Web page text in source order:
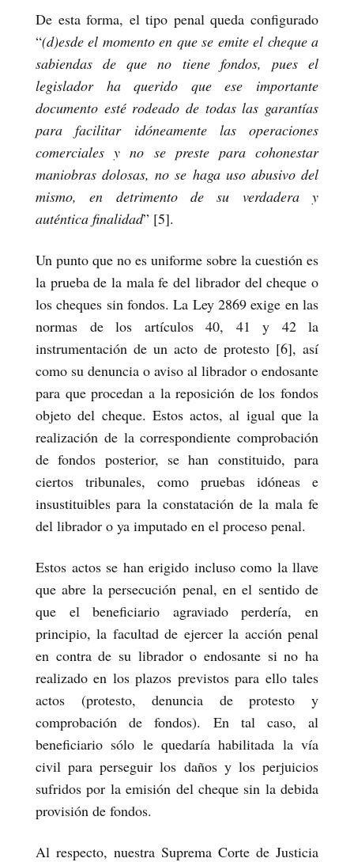
De esta forma, el tipo penal queda configurado
“(d)esde el momento en que se emite el cheque a
sabiendas de que no tiene fondos, pues el
legislador ha querido que ese importante
documento esté rodeado de todas las garantías
para facilitar idóneamente las operaciones
comerciales y no se preste para cohonestar
maniobras dolosas, no se haga uso abusivo del
mismo, en detrimento de su verdadera y
auténtica finalidad” [5].
Un punto que no es uniforme sobre la cuestión es
la prueba de la mala fe del librador del cheque o
los cheques sin fondos. La Ley 2869 exige en las
normas de los artículos 40, 41 y 42 la
instrumentación de un acto de protesto [6], así
como su denuncia o aviso al librador o endosante
para que procedan a la reposición de los fondos
objeto del cheque. Estos actos, al igual que la
realización de la correspondiente comprobación
de fondos posterior, se han constituido, para
ciertos tribunales, como pruebas idóneas e
insustituibles para la constatación de la mala fe
del librador o ya imputado en el proceso penal.
Estos actos se han erigido incluso como la llave
que abre la persecución penal, en el sentido de
que el beneficiario agraviado perdería, en
principio, la facultad de ejercer la acción penal
en contra de su librador o endosante si no ha
realizado en los plazos previstos para ello tales
actos (protesto, denuncia de protesto y
comprobación de fondos). En tal caso, al
beneficiario sólo le quedaría habilitada la vía
civil para perseguir los daños y los perjuicios
sufridos por la emisión del cheque sin la debida
provisión de fondos.
Al respecto, nuestra Suprema Corte de Justicia